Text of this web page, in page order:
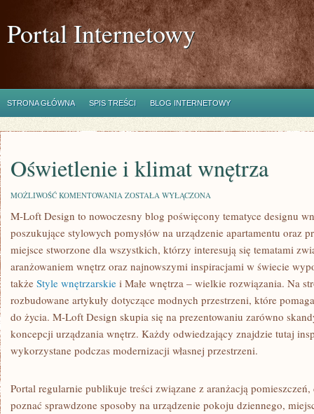
Portal Internetowy
STRONA GŁÓWNA SPIS TREŚCI BLOG INTERNETOWY
Oświetlenie i klimat wnętrza
MOŻLIWOŚĆ KOMENTOWANIA OŚWIETLENIE
KLIMAT
WNĘTRZA
ZOSTAŁA WYŁĄCZONA
M-Loft Design to nowoczesny blog poświęcony tematyce designu
poszukujące stylowych pomysłów na urządzenie apartamentu oraz
miejsce stworzone dla wszystkich, którzy interesują się tematami
aranżowaniem wnętrz oraz najnowszymi inspiracjami w świecie
także Style wnętrzarskie i Małe wnętrza – wielkie rozwiązania. Na
rozbudowane artykuły dotyczące modnych przestrzeni, które
do życia. M-Loft Design skupia się na prezentowaniu zarówno
koncepcji urządzania wnętrz. Każdy odwiedzający znajdzie tutaj
wykorzystane podczas modernizacji własnej przestrzeni.
Portal regularnie publikuje treści związane z aranżacją
poznać sprawdzone sposoby na urządzenie pokoju dziennego,